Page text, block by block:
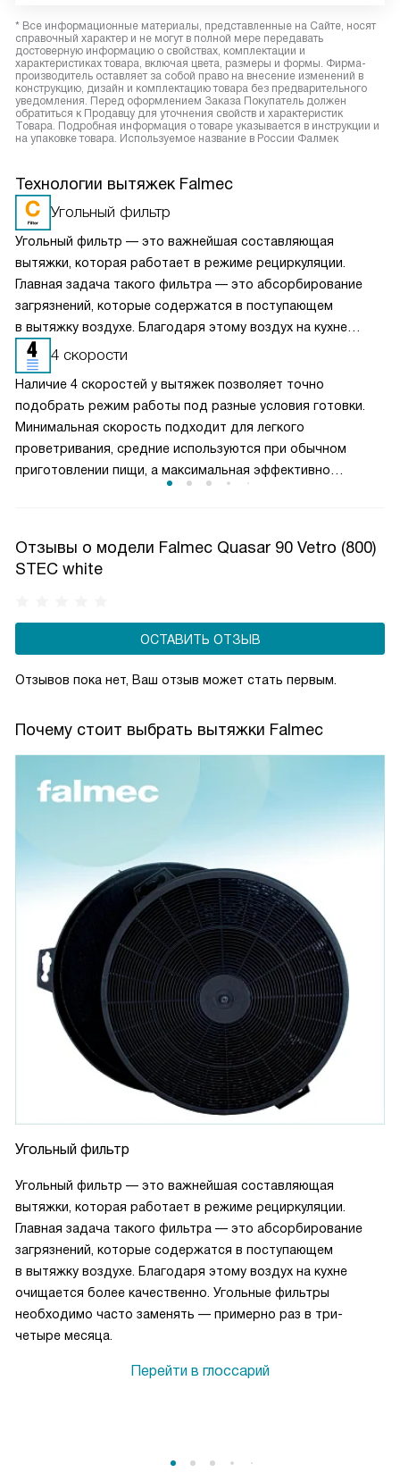
* Все информационные материалы, представленные на Сайте, носят
справочный характер и не могут в полной мере передавать
достоверную информацию о свойствах, комплектации и
характеристиках товара, включая цвета, размеры и формы. Фирма-
производитель оставляет за собой право на внесение изменений в
конструкцию, дизайн и комплектацию товара без предварительного
уведомления. Перед оформлением Заказа Покупатель должен
обратиться к Продавцу для уточнения свойств и характеристик
Товара. Подробная информация о товаре указывается в инструкции и
на упаковке товара. Используемое название в России Фалмек
Технологии вытяжек Falmec
Угольный фильтр
Угольный фильтр — это важнейшая составляющая
вытяжки, которая работает в режиме рециркуляции.
Главная задача такого фильтра — это абсорбирование
загрязнений, которые содержатся в поступающем
в вытяжку воздухе. Благодаря этому воздух на кухне
очищается более качественно. Угольные фильтры
необходимо часто заменять — примерно раз в три-
четыре месяца.
4 скорости
Наличие 4 скоростей у вытяжек позволяет точно
подобрать режим работы под разные условия готовки.
Минимальная скорость подходит для легкого
проветривания, средние используются при обычном
приготовлении пищи, а максимальная эффективно
может гибко управлять мощностью вытяжки, снижая
энергопотребление и продлевая срок службы двигателя,
Отзывы о модели Falmec Quasar 90 Vetro (800)
STEC white
ОСТАВИТЬ ОТЗЫВ
Отзывов пока нет, Ваш отзыв может стать первым.
Почему стоит выбрать вытяжки Falmec
Угольный фильтр
Угольный фильтр — это важнейшая составляющая
вытяжки, которая работает в режиме рециркуляции.
Главная задача такого фильтра — это абсорбирование
загрязнений, которые содержатся в поступающем
в вытяжку воздухе. Благодаря этому воздух на кухне
очищается более качественно. Угольные фильтры
необходимо часто заменять — примерно раз в три-
четыре месяца.
Перейти в глоссарий